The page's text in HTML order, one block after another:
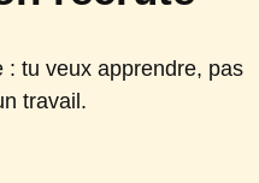
tu veux apprendre, pas
travail.